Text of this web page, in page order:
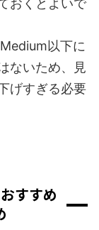
おくとよいで
以下に
ないため、見
げすぎる必要
すすめ